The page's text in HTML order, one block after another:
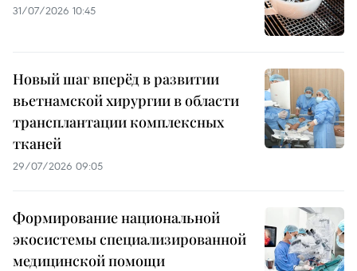
31/07/2026 10:45
Новый шаг вперёд в развитии
вьетнамской хирургии в области
трансплантации комплексных
тканей
29/07/2026 09:05
Формирование национальной
экосистемы специализированной
медицинской помощи